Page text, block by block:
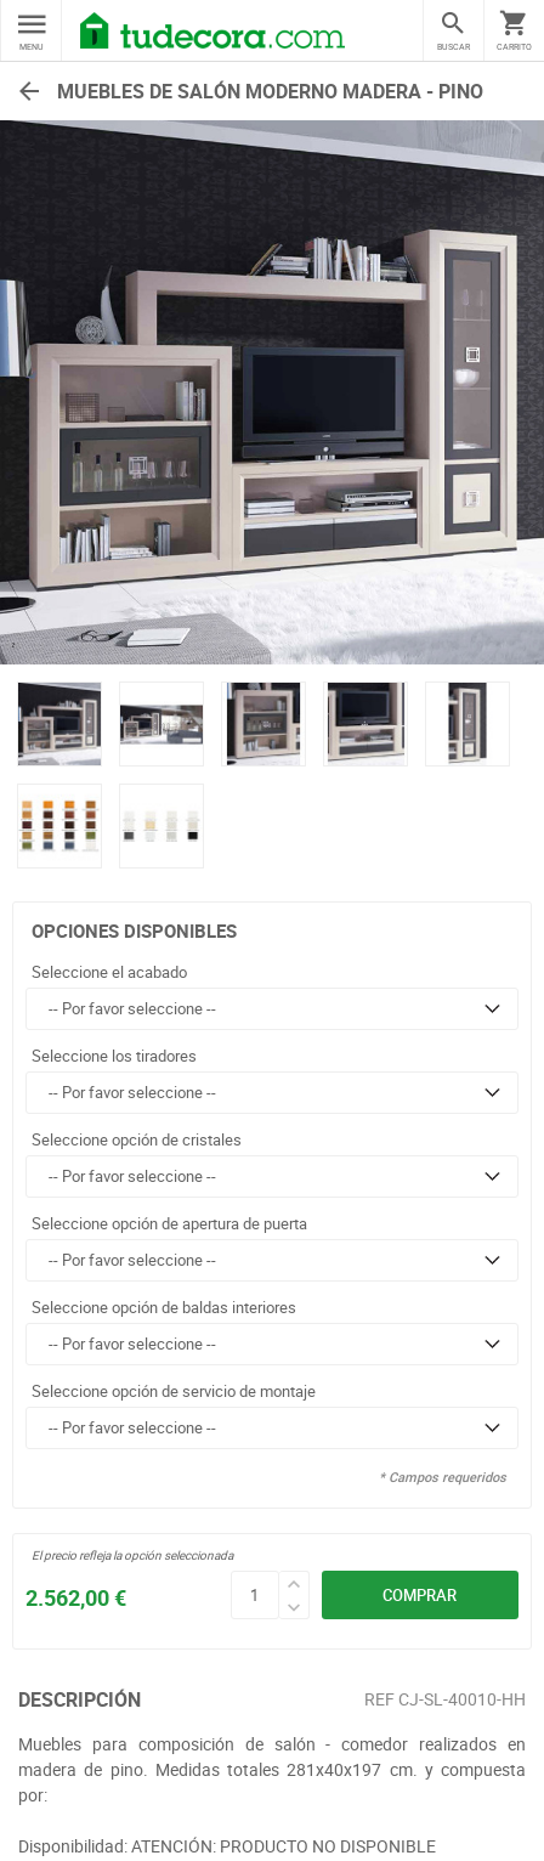
MENU CARRITO
BUSCAR
MUEBLES DE SALÓN MODERNO MADERA - PINO
OPCIONES DISPONIBLES
Seleccione el acabado
Seleccione los tiradores
Seleccione opción de cristales
Seleccione opción de apertura de puerta
Seleccione opción de baldas interiores
Seleccione opción de servicio de montaje
* Campos requeridos
COMPRAR
2.562,00 €
El precio refleja la opción seleccionada
DESCRIPCIÓN REF CJ-SL-40010-HH
Muebles para composición de salón - comedor realizados en
madera de pino. Medidas totales 281x40x197 cm. y compuesta
por:
Disponibilidad: ATENCIÓN: PRODUCTO NO DISPONIBLE